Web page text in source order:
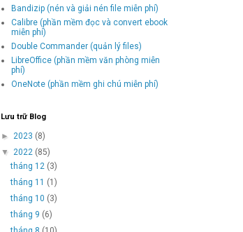
Bandizip (nén và giải nén file miễn phí)
Calibre (phần mềm đọc và convert ebook
miễn phí)
Double Commander (quản lý files)
LibreOffice (phần mềm văn phòng miễn
phí)
OneNote (phần mềm ghi chú miễn phí)
Lưu trữ Blog
► 2023 (8)
▼ 2022 (85)
tháng 12 (3)
tháng 11 (1)
tháng 10 (3)
tháng 9 (6)